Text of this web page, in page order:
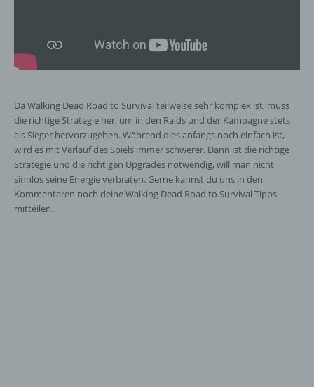
Da Walking Dead Road to Survival teilweise sehr komplex ist, muss
die richtige Strategie her, um in den Raids und der Kampagne stets
als Sieger hervorzugehen. Während dies anfangs noch einfach ist,
wird es mit Verlauf des Spiels immer schwerer. Dann ist die richtige
Strategie und die richtigen Upgrades notwendig, will man nicht
sinnlos seine Energie verbraten. Gerne kannst du uns in den
Kommentaren noch deine Walking Dead Road to Survival Tipps
mitteilen.